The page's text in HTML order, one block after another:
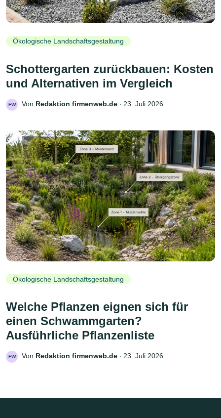
Ökologische Landschaftsgestaltung
Schottergarten zurückbauen: Kosten
und Alternativen im Vergleich
FW Von Redaktion firmenweb.de ‧ 23. Juli 2026
Ökologische Landschaftsgestaltung
Welche Pflanzen eignen sich für
einen Schwammgarten?
Ausführliche Pflanzenliste
FW Von Redaktion firmenweb.de ‧ 23. Juli 2026